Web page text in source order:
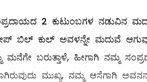
2 ಕುಟುಂಬಗಳ ನಡುವಿನ
ಬಿಲ್ ‌ಕುಲ್ ‌ಅವಳನ್ನೇ ಮದುವೆ
ಬರುತ್ತಾಳೆ, ಹೀಗಾಗಿ ನಮ್ಮ
ಮುಖ್ಯ, ನಮ್ಮ ಆಸೆಗಾಗಿ